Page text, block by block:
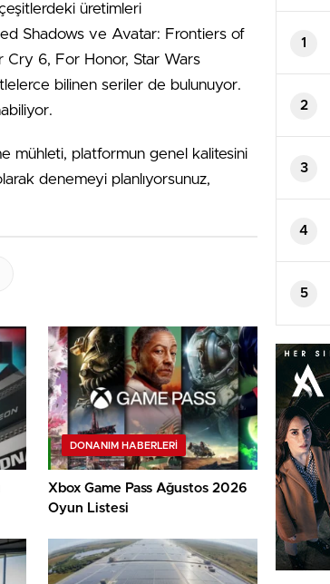
üretimleri
Shadows ve Avatar: Frontiers of
Cry 6, For Honor, Star Wars
bilinen seriler de bulunuyor.
mühleti, platformun genel kalitesini
denemeyi planlıyorsunuz,
DONANIM HABERLERI
Xbox Game Pass Ağustos 2026
Oyun Listesi
1
2
3
4
5